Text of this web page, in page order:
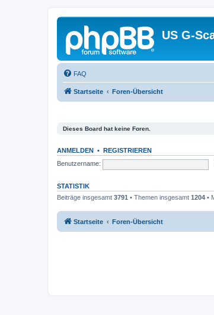
US G-
FAQ
Startseite Foren-Übersicht
Dieses Board hat keine Foren.
ANMELDEN • REGISTRIEREN
Benutzername:
STATISTIK
Beiträge insgesamt 3791 • Themen insgesamt 1204 •
Startseite Foren-Übersicht